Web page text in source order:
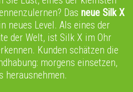
Das neue Silk X
neues Level. Als eines der
der Welt, ist Silk X im Ohr
Kunden schätzen die
morgens einsetzen,
herausnehmen.